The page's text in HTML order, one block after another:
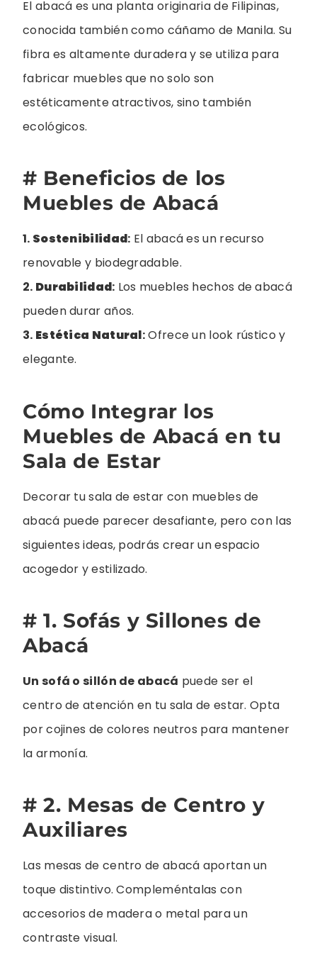
El abacá es una planta originaria de Filipinas,
conocida también como cáñamo de Manila. Su
fibra es altamente duradera y se utiliza para
fabricar muebles que no solo son
estéticamente atractivos, sino también
ecológicos.
# Beneficios de los
Muebles de Abacá
1. Sostenibilidad: El abacá es un recurso
renovable y biodegradable.
2. Durabilidad: Los muebles hechos de abacá
pueden durar años.
3. Estética Natural:Ofrece un look rústico y
elegante.
Cómo Integrar los
Muebles de Abacá en tu
Sala de Estar
Decorar tu sala de estar con muebles de
abacá puede parecer desafiante, pero con las
siguientes ideas, podrás crear un espacio
acogedor y estilizado.
# 1. Sofás y Sillones de
Abacá
Un sofá o sillón de abacá puede ser el
centro de atención en tu sala de estar. Opta
por cojines de colores neutros para mantener
la armonía.
# 2. Mesas de Centro y
Auxiliares
Las mesas de centro de abacá aportan un
toque distintivo. Compleméntalas con
accesorios de madera o metal para un
contraste visual.